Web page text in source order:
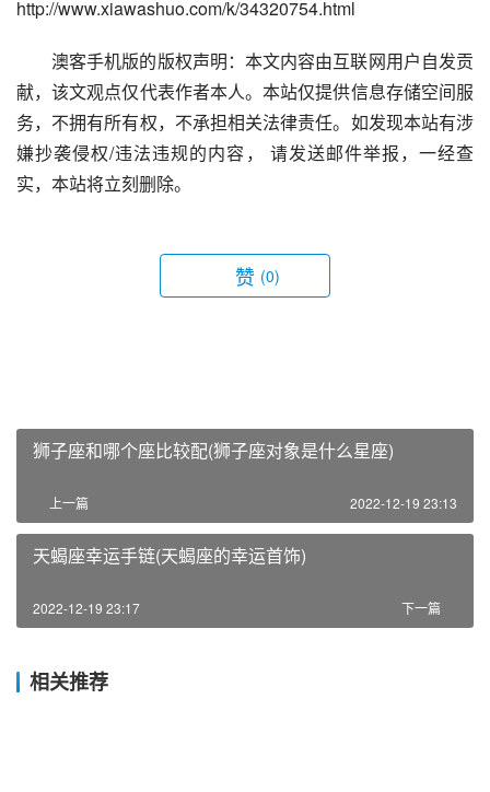
http://www.xiawashuo.com/k/34320754.html
澳客手机版的版权声明：本文内容由互联网用户自发贡
献，该文观点仅代表作者本人。本站仅提供信息存储空间服
务，不拥有所有权，不承担相关法律责任。如发现本站有涉
嫌抄袭侵权/违法违规的内容， 请发送邮件举报，一经查
实，本站将立刻删除。
赞 (0)
狮子座和哪个座比较配(狮子座对象是什么星座)
上一篇 2022-12-19 23:13
天蝎座幸运手链(天蝎座的幸运首饰)
下一篇
2022-12-19 23:17
相关推荐